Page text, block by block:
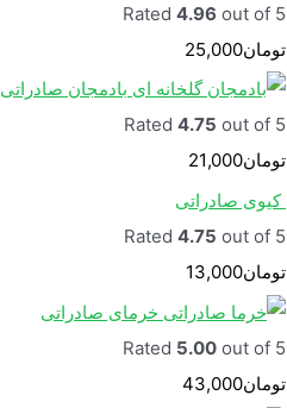
Rated 4.96 out of 5
تومان25,000
بادمجان صادراتی
Rated 4.75 out of 5
تومان21,000
کیوی صادراتی
Rated 4.75 out of 5
تومان13,000
خرمای صادراتی
Rated 5.00 out of 5
تومان43,000